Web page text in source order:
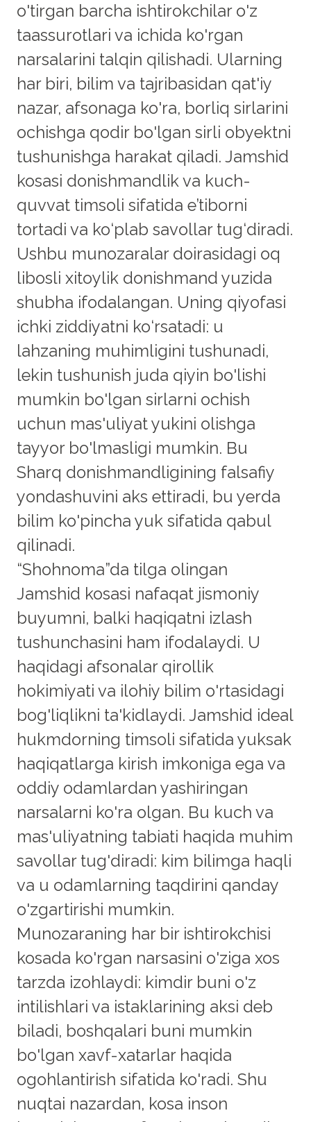
o'tirgan barcha ishtirokchilar o'z
taassurotlari va ichida ko'rgan
narsalarini talqin qilishadi. Ularning
har biri, bilim va tajribasidan qat'iy
nazar, afsonaga ko'ra, borliq sirlarini
ochishga qodir bo'lgan sirli obyektni
tushunishga harakat qiladi. Jamshid
kosasi donishmandlik va kuch-
quvvat timsoli sifatida e’tiborni
tortadi va ko‘plab savollar tug‘diradi.
Ushbu munozaralar doirasidagi oq
libosli xitoylik donishmand yuzida
shubha ifodalangan. Uning qiyofasi
ichki ziddiyatni ko‘rsatadi: u
lahzaning muhimligini tushunadi,
lekin tushunish juda qiyin bo'lishi
mumkin bo'lgan sirlarni ochish
uchun mas'uliyat yukini olishga
tayyor bo'lmasligi mumkin. Bu
Sharq donishmandligining falsafiy
yondashuvini aks ettiradi, bu yerda
bilim ko'pincha yuk sifatida qabul
qilinadi.
“Shohnoma”da tilga olingan
Jamshid kosasi nafaqat jismoniy
buyumni, balki haqiqatni izlash
tushunchasini ham ifodalaydi. U
haqidagi afsonalar qirollik
hokimiyati va ilohiy bilim o'rtasidagi
bog'liqlikni ta'kidlaydi. Jamshid ideal
hukmdorning timsoli sifatida yuksak
haqiqatlarga kirish imkoniga ega va
oddiy odamlardan yashiringan
narsalarni ko'ra olgan. Bu kuch va
mas'uliyatning tabiati haqida muhim
savollar tug'diradi: kim bilimga haqli
va u odamlarning taqdirini qanday
o'zgartirishi mumkin.
Munozaraning har bir ishtirokchisi
kosada ko'rgan narsasini o'ziga xos
tarzda izohlaydi: kimdir buni o'z
intilishlari va istaklarining aksi deb
biladi, boshqalari buni mumkin
bo'lgan xavf-xatarlar haqida
ogohlantirish sifatida ko'radi. Shu
nuqtai nazardan, kosa inson